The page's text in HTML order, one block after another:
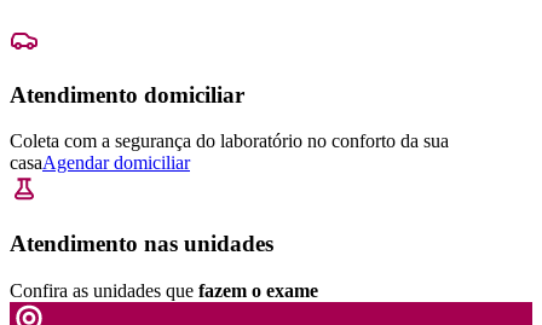
Atendimento domiciliar
Coleta com a segurança do laboratório no conforto da sua
casaAgendar domiciliar
Atendimento nas unidades
Confira as unidades que fazem o exame